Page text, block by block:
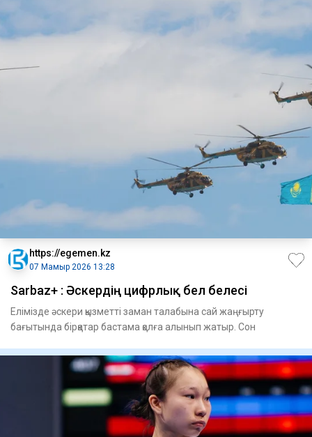
https://egemen.kz
07 Мамыр 2026 13:28
Sarbaz+ : Әскердің цифрлық бел белесі
Елімізде әскери қызметті заман талабына сай жаңғырту
бағытында бірқатар бастама қолға алынып жатыр. Сон